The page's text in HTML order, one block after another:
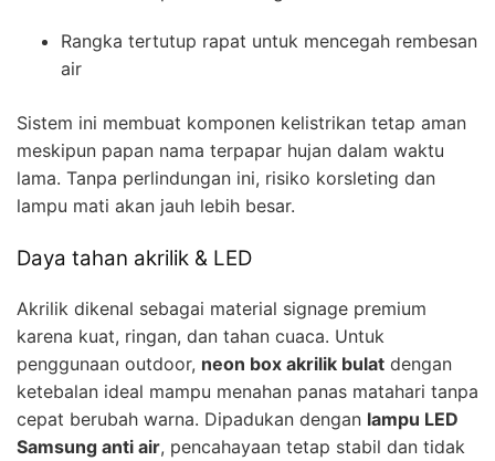
Rangka tertutup rapat untuk mencegah rembesan
air
Sistem ini membuat komponen kelistrikan tetap aman
meskipun papan nama terpapar hujan dalam waktu
lama. Tanpa perlindungan ini, risiko korsleting dan
lampu mati akan jauh lebih besar.
Daya tahan akrilik & LED
Akrilik dikenal sebagai material signage premium
karena kuat, ringan, dan tahan cuaca. Untuk
penggunaan outdoor, neon box akrilik bulat dengan
ketebalan ideal mampu menahan panas matahari tanpa
cepat berubah warna. Dipadukan dengan lampu LED
Samsung anti air, pencahayaan tetap stabil dan tidak